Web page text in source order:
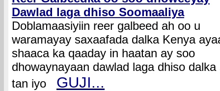
Dawlad laga dhiso Soomaaliya
Doblamaasiyiin reer galbeed ah oo u
waramayay saxaafada dalka Kenya
shaaca ka qaaday in haatan ay soo
dhowaynayaan dawlad laga dhiso
tan iyo GUJI...